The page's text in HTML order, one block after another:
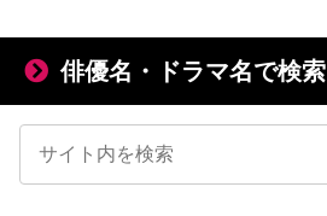
俳優名・ドラマ名で検索